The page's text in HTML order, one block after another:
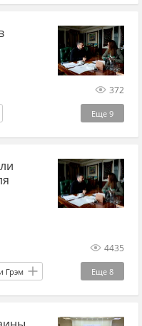
372
Еще 9
Украина.ру
4435
Еще 8
Грэм